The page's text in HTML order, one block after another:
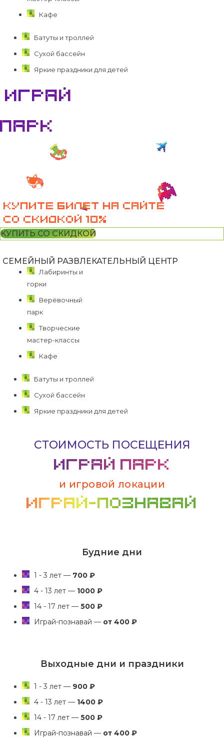
Кафе
Батуты и троллей
Сухой бассейн
Яркие праздники для детей
ИГРАЙ
ПАРК
КУПИТЕ БИЛЕТ НА САЙТЕ
СО СКИДКОЙ 10%
КУПИТЬ СО СКИДКОЙ
СЕМЕЙНЫЙ РАЗВЛЕКАТЕЛЬНЫЙ ЦЕНТР
Лабиринты и
горки
Верёвочный
парк
Творческие
мастер-классы
Кафе
Батуты и троллей
Сухой бассейн
Яркие праздники для детей
СТОИМОСТЬ ПОСЕЩЕНИЯ
ИГРАЙ ПАРК
и игровой локации
ИГРАЙ-познавай
Будние дни
1 - 3 лет — 700 ₽
4 - 13 лет —1000 ₽
14 - 17 лет —500 ₽
Играй-познавай —от 400 ₽
Выходные дни и праздники
1 - 3 лет — 900 ₽
4 - 13 лет —1400 ₽
14 - 17 лет —500 ₽
Играй-познавай —от 400 ₽